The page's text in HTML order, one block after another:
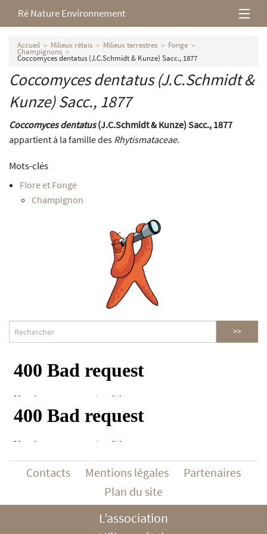
Ré Nature Environnement
L’association
Milieux rétais
Nos parutions
Accueil Milieux rétais Milieux terrestres Fonge
Champignons
Coccomyces dentatus (J.C.Schmidt & Kunze) Sacc., 1877
Coccomyces dentatus(J.C.Schmidt &
Kunze) Sacc., 1877
Coccomyces dentatus(J.C.Schmidt & Kunze) Sacc., 1877
appartient à la famille des Rhytismataceae.
Mots-clés
Flore et Fonge
Champignon
Contacts Mentions légales
Partenaires
Plan du site
L’association